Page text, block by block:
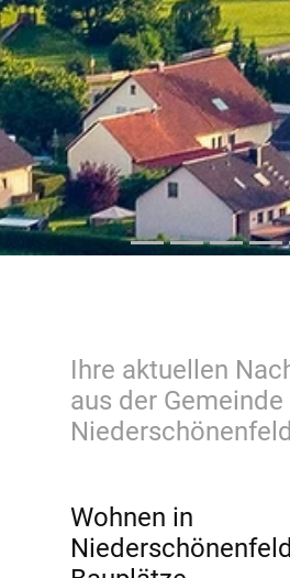
Ihre aktuellen
aus der Gemeinde
Niederschönenfeld
Wohnen in